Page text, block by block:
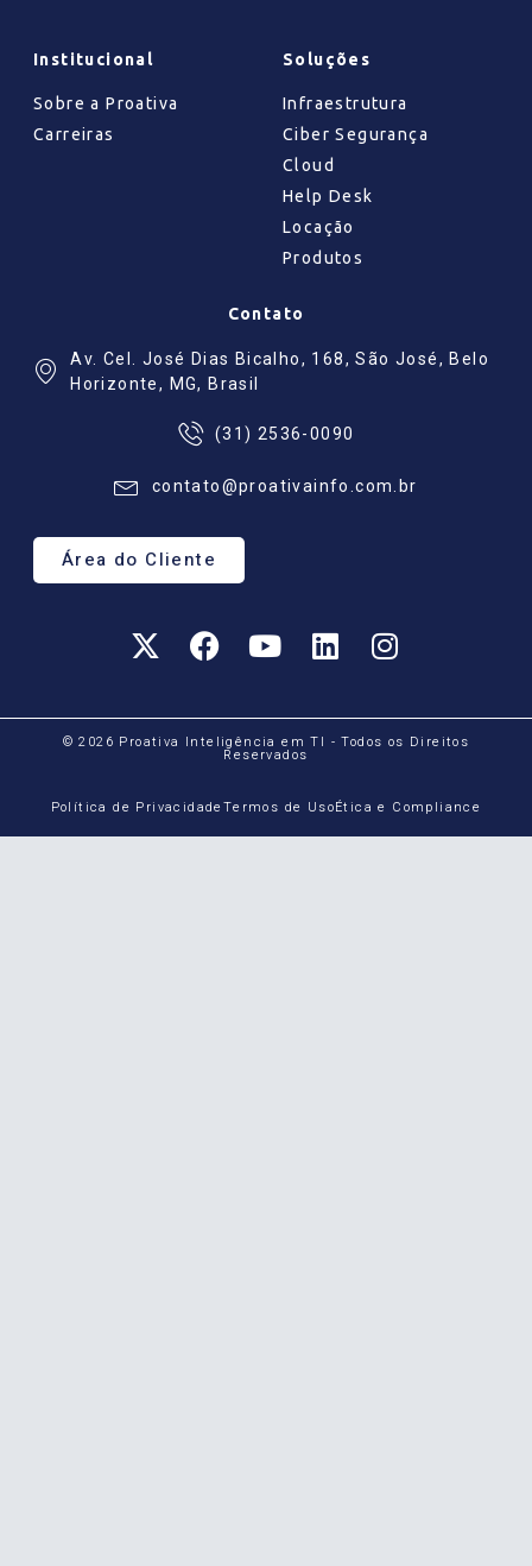
Institucional
Sobre a Proativa
Carreiras
Soluções
Infraestrutura
Ciber Segurança
Cloud
Help Desk
Locação
Produtos
Contato
Av. Cel. José Dias Bicalho, 168, São José, Belo
Horizonte, MG, Brasil
(31) 2536-0090
contato@proativainfo.com.br
Área do Cliente
© 2026 Proativa Inteligência em TI - Todos os Direitos
Reservados
Política de PrivacidadeTermos de UsoÉtica e Compliance